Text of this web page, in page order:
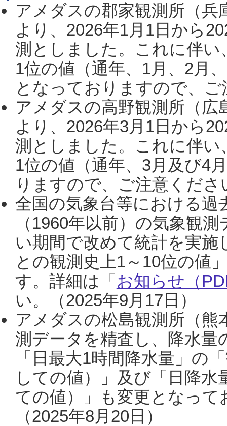
アメダスの郡家観測所（
より、2026年1月1日から
測としました。これに伴い
1位の値（通年、1月、2月
となっておりますので、
アメダスの高野観測所（
より、2026年3月1日から
測としました。これに伴い
1位の値（通年、3月及び4
りますので、ご注意くだ
全国の気象台等における過
（1960年以前）の気象観
い期間で改めて統計を実
との観測史上1～10位の値
す。詳細は「 お知らせ（
い。（2025年9月17日）
アメダスの松島観測所（熊
測データを精査し、降水
「日最大1時間降水量」の
しての値）」及び「日降
ての値）」も変更となっ
（2025年8月20日）